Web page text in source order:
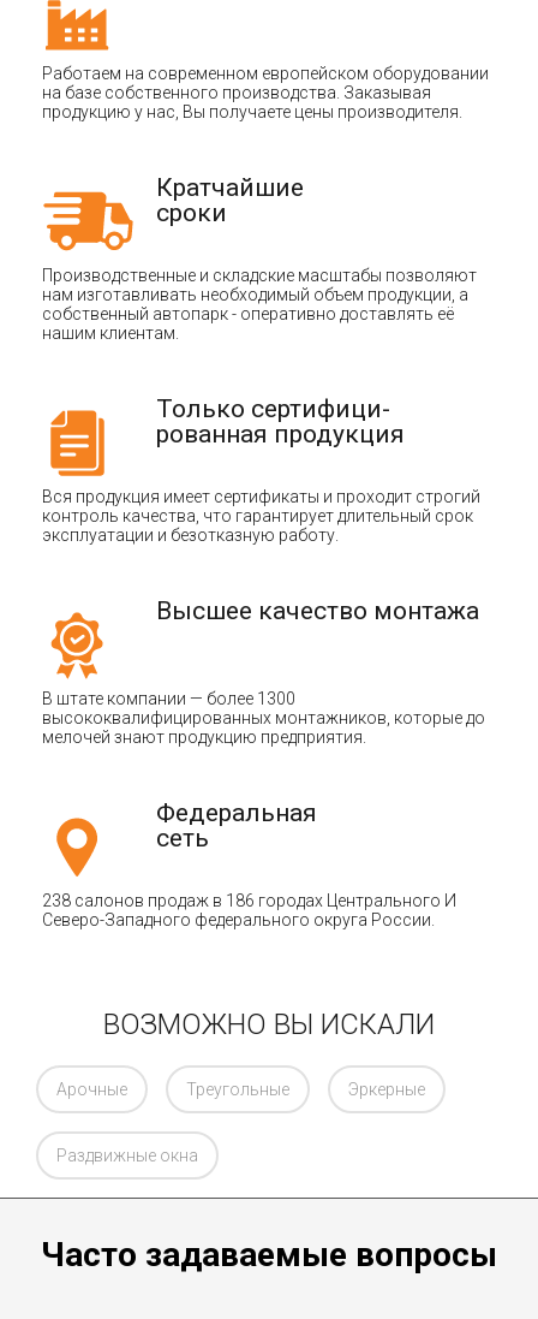
Работаем на современном европейском оборудовании
на базе собственного производства. Заказывая
продукцию у нас, Вы получаете цены производителя.
Кратчайшие
сроки
Производственные и складские масштабы позволяют
нам изготавливать необходимый объем продукции, а
собственный автопарк - оперативно доставлять её
нашим клиентам.
Только сертифици-
рованная продукция
Вся продукция имеет сертификаты и проходит строгий
контроль качества, что гарантирует длительный срок
эксплуатации и безотказную работу.
Высшее качество монтажа
В штате компании — более 1300
высококвалифицированных монтажников, которые до
мелочей знают продукцию предприятия.
Федеральная
сеть
238 салонов продаж в 186 городах Центрального И
Северо-Западного федерального округа России.
ВОЗМОЖНО ВЫ ИСКАЛИ
Арочные Треугольные Эркерные
Раздвижные окна
Часто задаваемые вопросы